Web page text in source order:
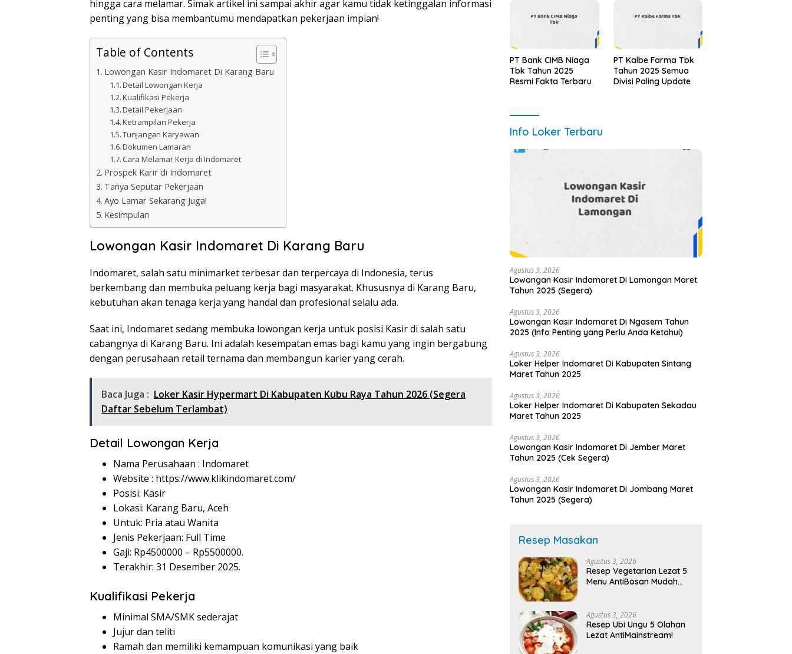
hingga cara melamar. Simak artikel ini sampai akhir agar kamu tidak ketinggalan informasi
penting yang bisa membantumu mendapatkan pekerjaan impian!
Table of Contents
Lowongan Kasir Indomaret Di Karang Baru
Detail Lowongan Kerja
Kualifikasi Pekerja
Detail Pekerjaan
Ketrampilan Pekerja
Tunjangan Karyawan
Dokumen Lamaran
Cara Melamar Kerja di Indomaret
Prospek Karir di Indomaret
Tanya Seputar Pekerjaan
Ayo Lamar Sekarang Juga!
Kesimpulan
Lowongan Kasir Indomaret Di Karang Baru
Indomaret, salah satu minimarket terbesar dan terpercaya di Indonesia, terus
berkembang dan membuka peluang kerja bagi masyarakat. Khususnya di Karang Baru,
kebutuhan akan tenaga kerja yang handal dan profesional selalu ada.
Saat ini, Indomaret sedang membuka lowongan kerja untuk posisi Kasir di salah satu
cabangnya di Karang Baru. Ini adalah kesempatan emas bagi kamu yang ingin bergabung
dengan perusahaan retail ternama dan membangun karier yang cerah.
Baca Juga : Loker Kasir Hypermart Di Kabupaten Kubu Raya Tahun 2026 (Segera
Daftar Sebelum Terlambat)
Detail Lowongan Kerja
Nama Perusahaan : Indomaret
Website : https://www.klikindomaret.com/
Posisi: Kasir
Lokasi: Karang Baru, Aceh
Untuk: Pria atau Wanita
Jenis Pekerjaan: Full Time
Gaji: Rp4500000 – Rp5500000.
Terakhir: 31 Desember 2025.
Kualifikasi Pekerja
Minimal SMA/SMK sederajat
Jujur dan teliti
Ramah dan memiliki kemampuan komunikasi yang baik
PT Bank CIMB Niaga
Tbk Tahun 2025
Resmi Fakta Terbaru
PT Kalbe Farma Tbk
Tahun 2025 Semua
Divisi Paling Update
Info Loker Terbaru
Agustus 3, 2026
Lowongan Kasir Indomaret Di Lamongan Maret
Tahun 2025 (Segera)
Agustus 3, 2026
Lowongan Kasir Indomaret Di Ngasem Tahun
2025 (Info Penting yang Perlu Anda Ketahui)
Agustus 3, 2026
Loker Helper Indomaret Di Kabupaten Sintang
Maret Tahun 2025
Agustus 3, 2026
Loker Helper Indomaret Di Kabupaten Sekadau
Maret Tahun 2025
Agustus 3, 2026
Lowongan Kasir Indomaret Di Jember Maret
Tahun 2025 (Cek Segera)
Agustus 3, 2026
Lowongan Kasir Indomaret Di Jombang Maret
Tahun 2025 (Segera)
Resep Masakan
Agustus 3, 2026
Resep Vegetarian Lezat 5
Menu AntiBosan Mudah
Agustus 3, 2026
Resep Ubi Ungu 5 Olahan
Lezat AntiMainstream!